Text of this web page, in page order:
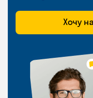
Хочу